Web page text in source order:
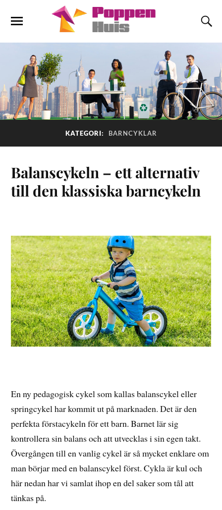
KATEGORI: BARNCYKLAR
Balanscykeln – ett alternativ
till den klassiska barncykeln
En ny pedagogisk cykel som kallas balanscykel eller
springcykel har kommit ut på marknaden. Det är den
perfekta förstacykeln för ett barn. Barnet lär sig
kontrollera sin balans och att utvecklas i sin egen takt.
Övergången till en vanlig cykel är så mycket enklare om
man börjar med en balanscykel först. Cykla är kul och
här nedan har vi samlat ihop en del saker som tål att
tänkas på.